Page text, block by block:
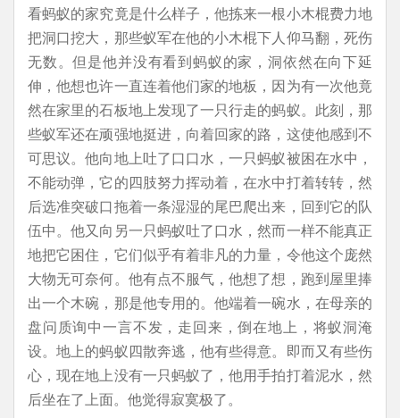
看蚂蚁的家究竟是什么样子，他拣来一根小木棍费力地
把洞口挖大，那些蚁军在他的小木棍下人仰马翻，死伤
无数。但是他并没有看到蚂蚁的家，洞依然在向下延
伸，他想也许一直连着他们家的地板，因为有一次他竟
然在家里的石板地上发现了一只行走的蚂蚁。此刻，那
些蚁军还在顽强地挺进，向着回家的路，这使他感到不
可思议。他向地上吐了口口水，一只蚂蚁被困在水中，
不能动弹，它的四肢努力挥动着，在水中打着转转，然
后选准突破口拖着一条湿湿的尾巴爬出来，回到它的队
伍中。他又向另一只蚂蚁吐了口水，然而一样不能真正
地把它困住，它们似乎有着非凡的力量，令他这个庞然
大物无可奈何。他有点不服气，他想了想，跑到屋里捧
出一个木碗，那是他专用的。他端着一碗水，在母亲的
盘问质询中一言不发，走回来，倒在地上，将蚁洞淹
设。地上的蚂蚁四散奔逃，他有些得意。即而又有些伤
心，现在地上没有一只蚂蚁了，他用手拍打着泥水，然
后坐在了上面。他觉得寂寞极了。